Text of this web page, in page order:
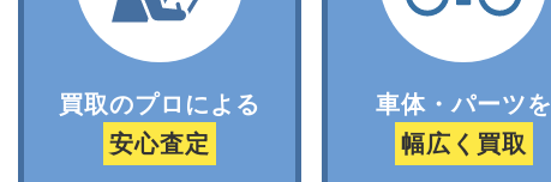
買取のプロによる
安心査定
車体・パーツを
幅広く買取